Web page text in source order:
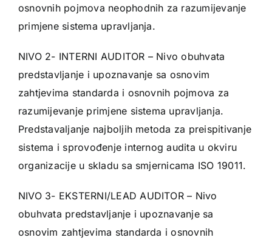
osnovnih pojmova neophodnih za razumijevanje
primjene sistema upravljanja.
NIVO 2- INTERNI AUDITOR – Nivo obuhvata
predstavljanje i upoznavanje sa osnovim
zahtjevima standarda i osnovnih pojmova za
razumijevanje primjene sistema upravljanja.
Predstavaljanje najboljih metoda za preispitivanje
sistema i sprovođenje internog audita u okviru
organizacije u skladu sa smjernicama ISO 19011.
NIVO 3- EKSTERNI/LEAD AUDITOR – Nivo
obuhvata predstavljanje i upoznavanje sa
osnovim zahtjevima standarda i osnovnih